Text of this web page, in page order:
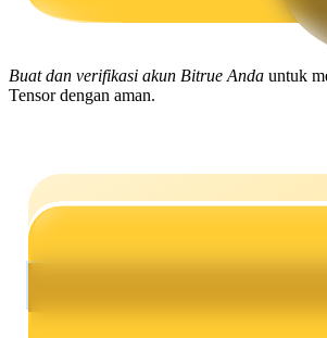
Pelajari cara untuk tetap menghasilkan
Menghasilkan
Buat dan verifikasi akun Bitrue Anda untuk
Tensor dengan aman.